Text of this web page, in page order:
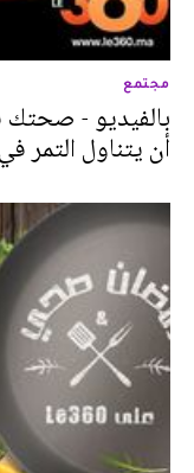
مجتمع
بالفيديو -
أن يتناول التمر